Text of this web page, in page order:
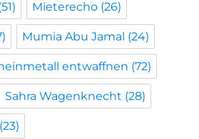
Mieterecho (26)
Mumia Abu Jamal (24)
entwaffnen (72)
Sahra Wagenknecht (28)
(23)